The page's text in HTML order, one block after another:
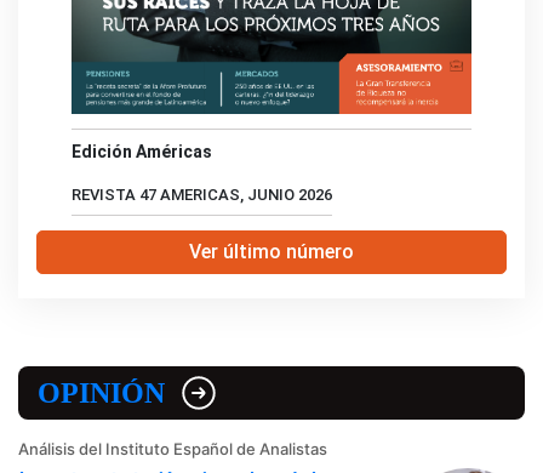
Edición Américas
REVISTA 47 AMERICAS, JUNIO 2026
Ver último número
OPINIÓN
Análisis del Instituto Español de Analistas